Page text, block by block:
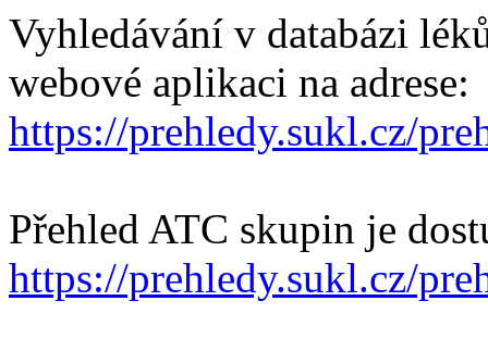
Vyhledávání v databázi
webové aplikaci na adrese:
https://prehledy.sukl.cz/
Přehled ATC skupin je
https://prehledy.sukl.cz/